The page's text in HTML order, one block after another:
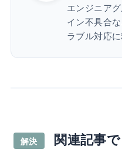
エンジニア
イン不具合
ラブル対応に
解決 関連記事